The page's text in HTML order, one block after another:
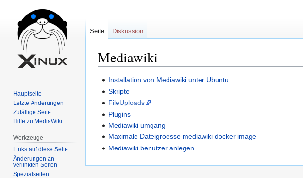
Mediawiki
Zur
Navigation
springen
Zur
Suche
springen
Installation von Mediawiki unter Ubuntu
Skripte
FileUploads
Plugins
Mediawiki umgang
Maximale Dateigroesse mediawiki docker image
Mediawiki benutzer anlegen
Seite Diskussion
Hauptseite
Letzte Änderungen
Zufällige Seite
Hilfe zu MediaWiki
Werkzeuge
Links auf diese Seite
Änderungen an
verlinkten Seiten
Spezialseiten